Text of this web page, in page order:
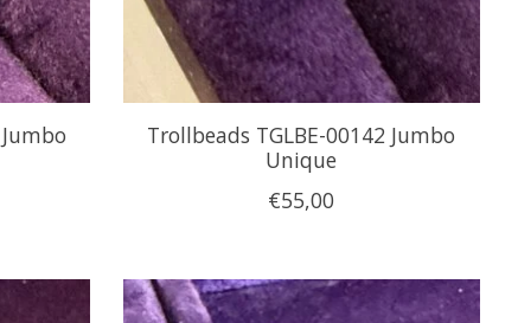
Trollbeads TGLBE-00142 Jumbo
Unique
€55,00